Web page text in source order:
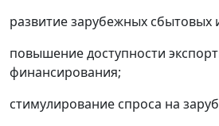
развитие зарубежных сбытовых
повышение доступности
финансирования;
стимулирование спроса на